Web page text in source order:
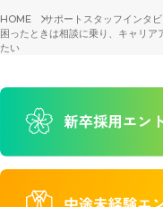
HOME
サポートスタッフインタ
困ったときは相談に乗り、キャリア
たい